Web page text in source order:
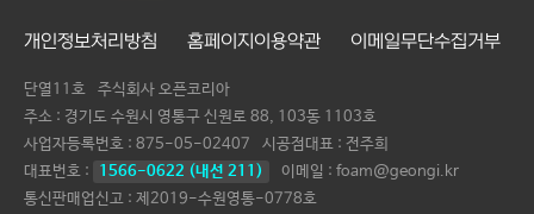
개인정보처리방침 홈페이지이용약관 이메일무단수집거부
단열11호
주식회사 오픈코리아
주소 : 경기도 수원시 영통구 신원로 88, 103동 1103호
사업자등록번호 : 875-05-02407 시공점대표 : 전주희
대표번호 :
1566-0622 (내선 211)
이메일 : foam@geongi.kr
통신판매업신고 : 제2019-수원영통-0778호